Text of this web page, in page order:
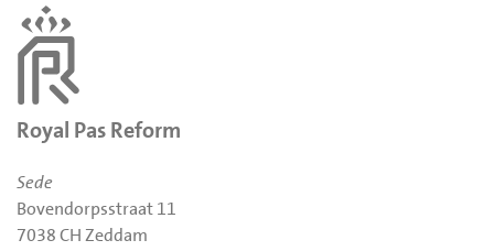
Royal Pas Reform
Sede
Bovendorpsstraat 11
7038 CH Zeddam